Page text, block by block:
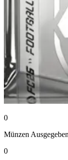
0
Münzen Ausgegeben
0